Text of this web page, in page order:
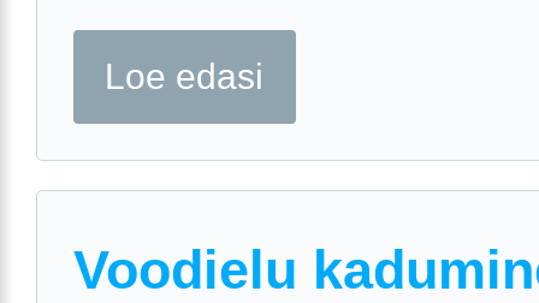
Loe edasi
Voodielu